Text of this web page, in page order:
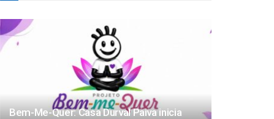
Bem-Me-Quer: Casa Durval Paiva inicia